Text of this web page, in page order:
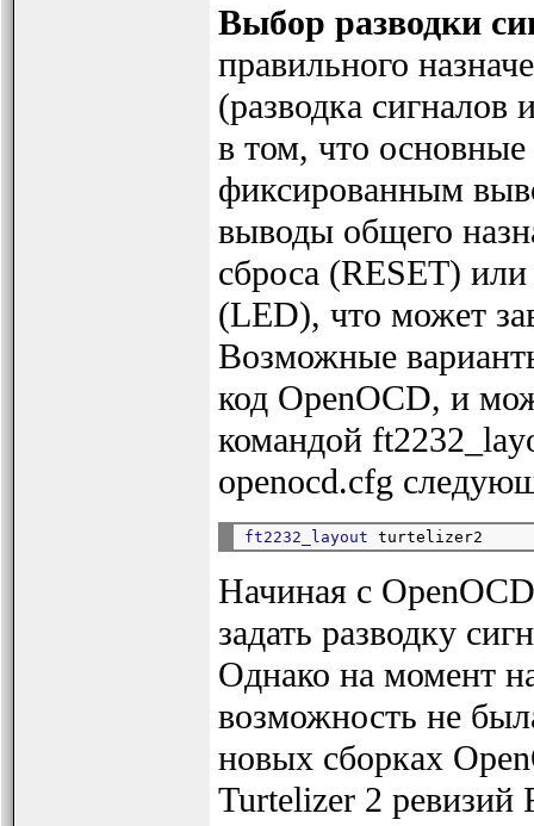
Выбор разводки
правильного
(разводка
в том, что
фиксированным
выводы общего
сброса (RESET)
(LED), что может
Возможные
код OpenOCD, и
командой
openocd.cfg
ft2232_layout
Начиная с
задать разводку
Однако на момент
возможность не
новых сборках
Turtelizer 2 ревизий